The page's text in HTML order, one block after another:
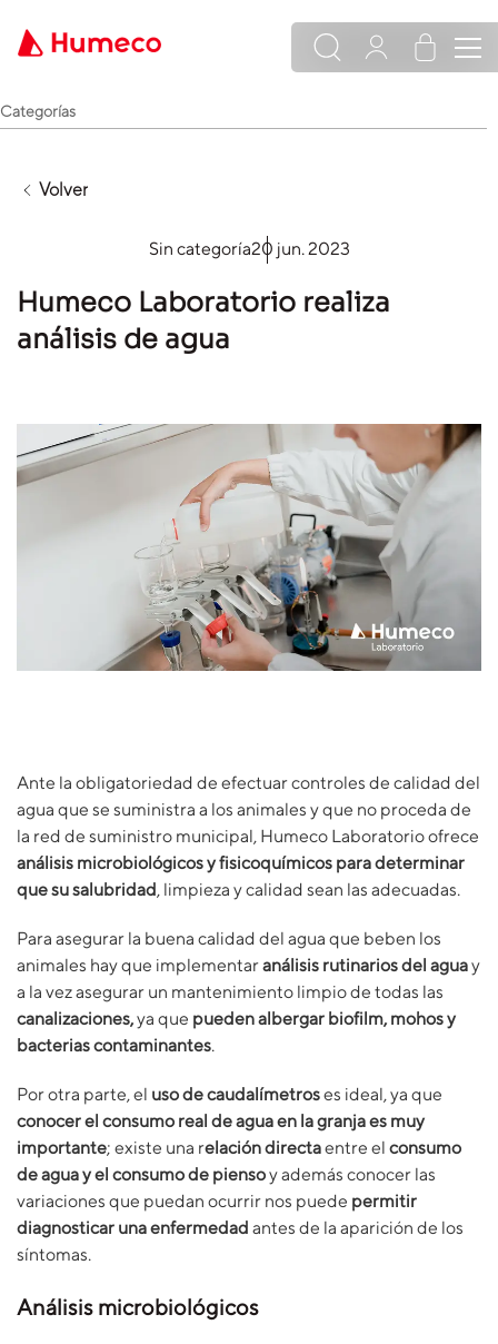
Categorías
Volver
Sin categoría20 jun. 2023
Humeco Laboratorio realiza
análisis de agua
Ante la obligatoriedad de efectuar controles de calidad del
agua que se suministra a los animales y que no proceda de
la red de suministro municipal, Humeco Laboratorio ofrece
análisis microbiológicos y fisicoquímicos para determinar
que su salubridad, limpieza y calidad sean las adecuadas.
Para asegurar la buena calidad del agua que beben los
animales hay que implementaranálisis rutinarios del aguay
a la vez asegurar un mantenimiento limpio de todas las
canalizaciones,ya que pueden albergar biofilm, mohos y
bacterias contaminantes.
Por otra parte, el uso de caudalímetroses ideal, ya que
conocer el consumo real de agua en la granjaes muy
importante; existe una relación directaentre el consumo
de agua y el consumo de piensoy además conocer las
variaciones que puedan ocurrir nos puede permitir
diagnosticar una enfermedad antes de la aparición de los
síntomas.
Análisis microbiológicos